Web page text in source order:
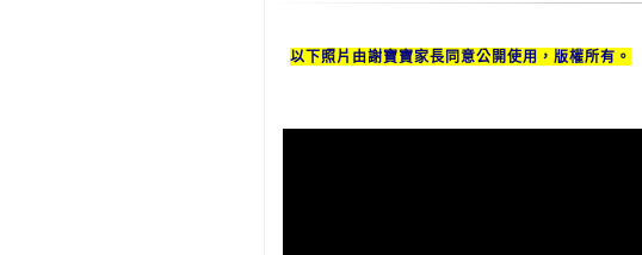
以下照片由謝寶寶家長同意公開使用，版權所有。